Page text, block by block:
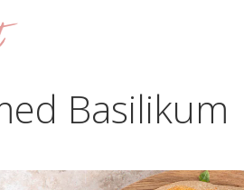
Basilikum